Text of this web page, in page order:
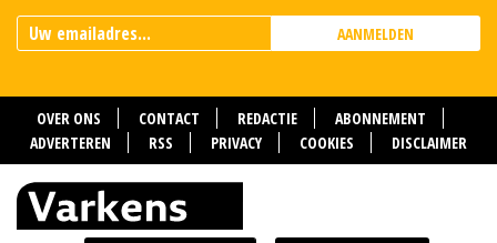
AANMELDEN
OVER ONS CONTACT REDACTIE
ABONNEMENT
ADVERTEREN
RSS PRIVACY COOKIES DISCLAIMER